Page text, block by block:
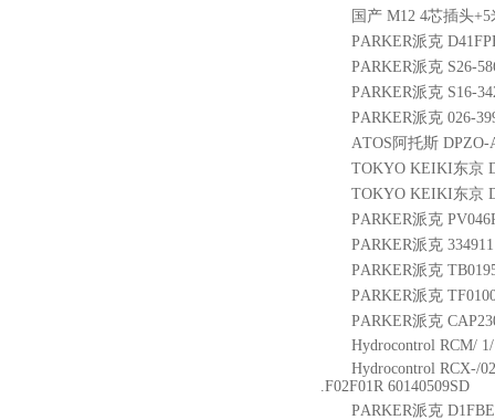
国产 M12 4芯插头+5
PARKER派克
PARKER派克 S26-
PARKER派克 S16-
PARKER派克 026-
ATOS阿托斯 DPZO-
TOKYO KEIKI东京
TOKYO KEIKI东京
PARKER派克
PARKER派克
PARKER派克
PARKER派克
PARKER派克
Hydrocontrol RCM/
Hydrocontrol RCX-/
.F02F01R 60140509SD
PARKER派克